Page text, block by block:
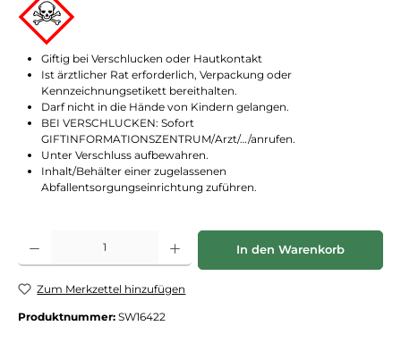
Giftig bei Verschlucken oder Hautkontakt
Ist ärztlicher Rat erforderlich, Verpackung oder
Kennzeichnungsetikett bereithalten.
Darf nicht in die Hände von Kindern gelangen.
BEI VERSCHLUCKEN: Sofort
GIFTINFORMATIONSZENTRUM/Arzt/…/anrufen.
Unter Verschluss aufbewahren.
Inhalt/Behälter einer zugelassenen
Abfallentsorgungseinrichtung zuführen.
Produkt Anzahl: Gib den gewünschten Wert ein oder benutze die
In den Warenkorb
Zum Merkzettel hinzufügen
Produktnummer: SW16422